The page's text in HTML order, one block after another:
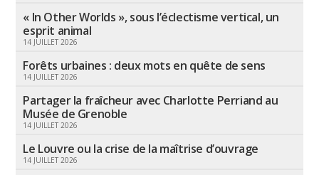
« In Other Worlds », sous l’éclectisme vertical, un
esprit animal
14 JUILLET 2026
Forêts urbaines : deux mots en quête de sens
14 JUILLET 2026
Partager la fraîcheur avec Charlotte Perriand au
Musée de Grenoble
14 JUILLET 2026
Le Louvre ou la crise de la maîtrise d’ouvrage
14 JUILLET 2026